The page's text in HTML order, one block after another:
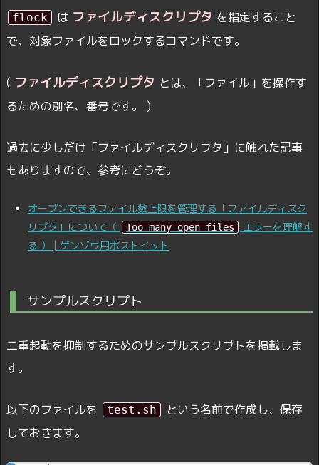
flock は ファイルディスクリプタ を指定すること
で、対象ファイルをロックするコマンドです。
( ファイルディスクリプタ とは、「ファイル」を操作す
るための別名、番号です。 )
過去に少しだけ「ファイルディスクリプタ」に触れた記事
もありますので、参考にどうぞ。
オープンできるファイル数上限を管理する「ファイルディスク
リプタ」について（
Too many open files
エラーを理解す
る ） | ゲンゾウ用ポストイット
サンプルスクリプト
二重起動を抑制するためのサンプルスクリプトを掲載しま
す。
以下のファイルを test.sh
という名前で作成し、保存
しておきます。